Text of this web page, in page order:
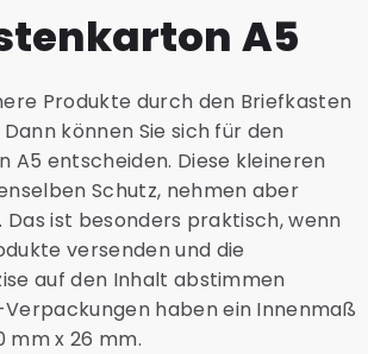
A5
Produkte durch den Briefkasten
können Sie sich für den
A5 entscheiden. Diese kleineren
Schutz, nehmen aber
Das ist besonders praktisch, wenn
versenden und die
auf den Inhalt abstimmen
haben ein Innenmaß
mm x 26 mm.